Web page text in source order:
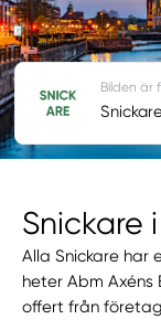
Snickare
Alla Snickare
heter Abm Axéns
offert från
Bilden är